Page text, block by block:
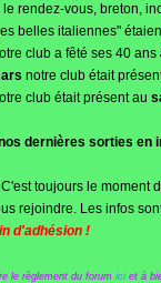
le rendez-vous, breton,
belles italiennes"
club a fêté ses 40 ans
notre club était
club était présent au
dernières sorties en
C'est toujours le moment
rejoindre. Les infos
d'adhésion !
le règlement du forum ici et à